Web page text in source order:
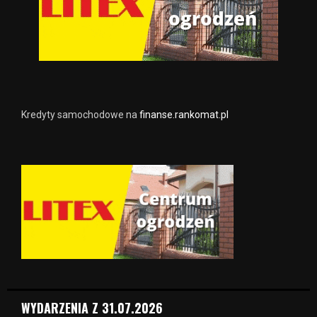
Kredyty samochodowe na finanse.rankomat.pl
WYDARZENIA Z 31.07.2026